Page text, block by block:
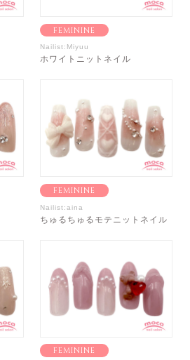
FEMININE
Nailist:Miyuu
ホワイトニットネイル
FEMININE
Nailist:aina
ちゅるちゅるモテニットネイル
FEMININE